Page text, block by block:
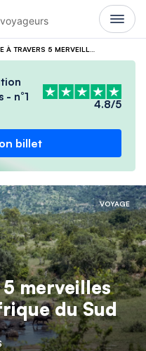
- n°1
4.8/5
billet
VOYAGE
merveilles
du Sud